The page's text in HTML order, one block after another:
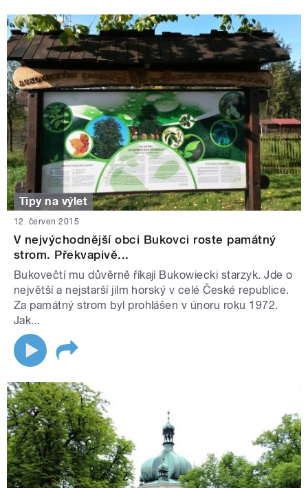
Tipy na výlet
12. červen 2015
V nejvýchodnější obci Bukovci roste památný
strom. Překvapivě...
Bukovečtí mu důvěrně říkají Bukowiecki starzyk. Jde o
největší a nejstarší jilm horský v celé České republice.
Za památný strom byl prohlášen v únoru roku 1972.
Jak...